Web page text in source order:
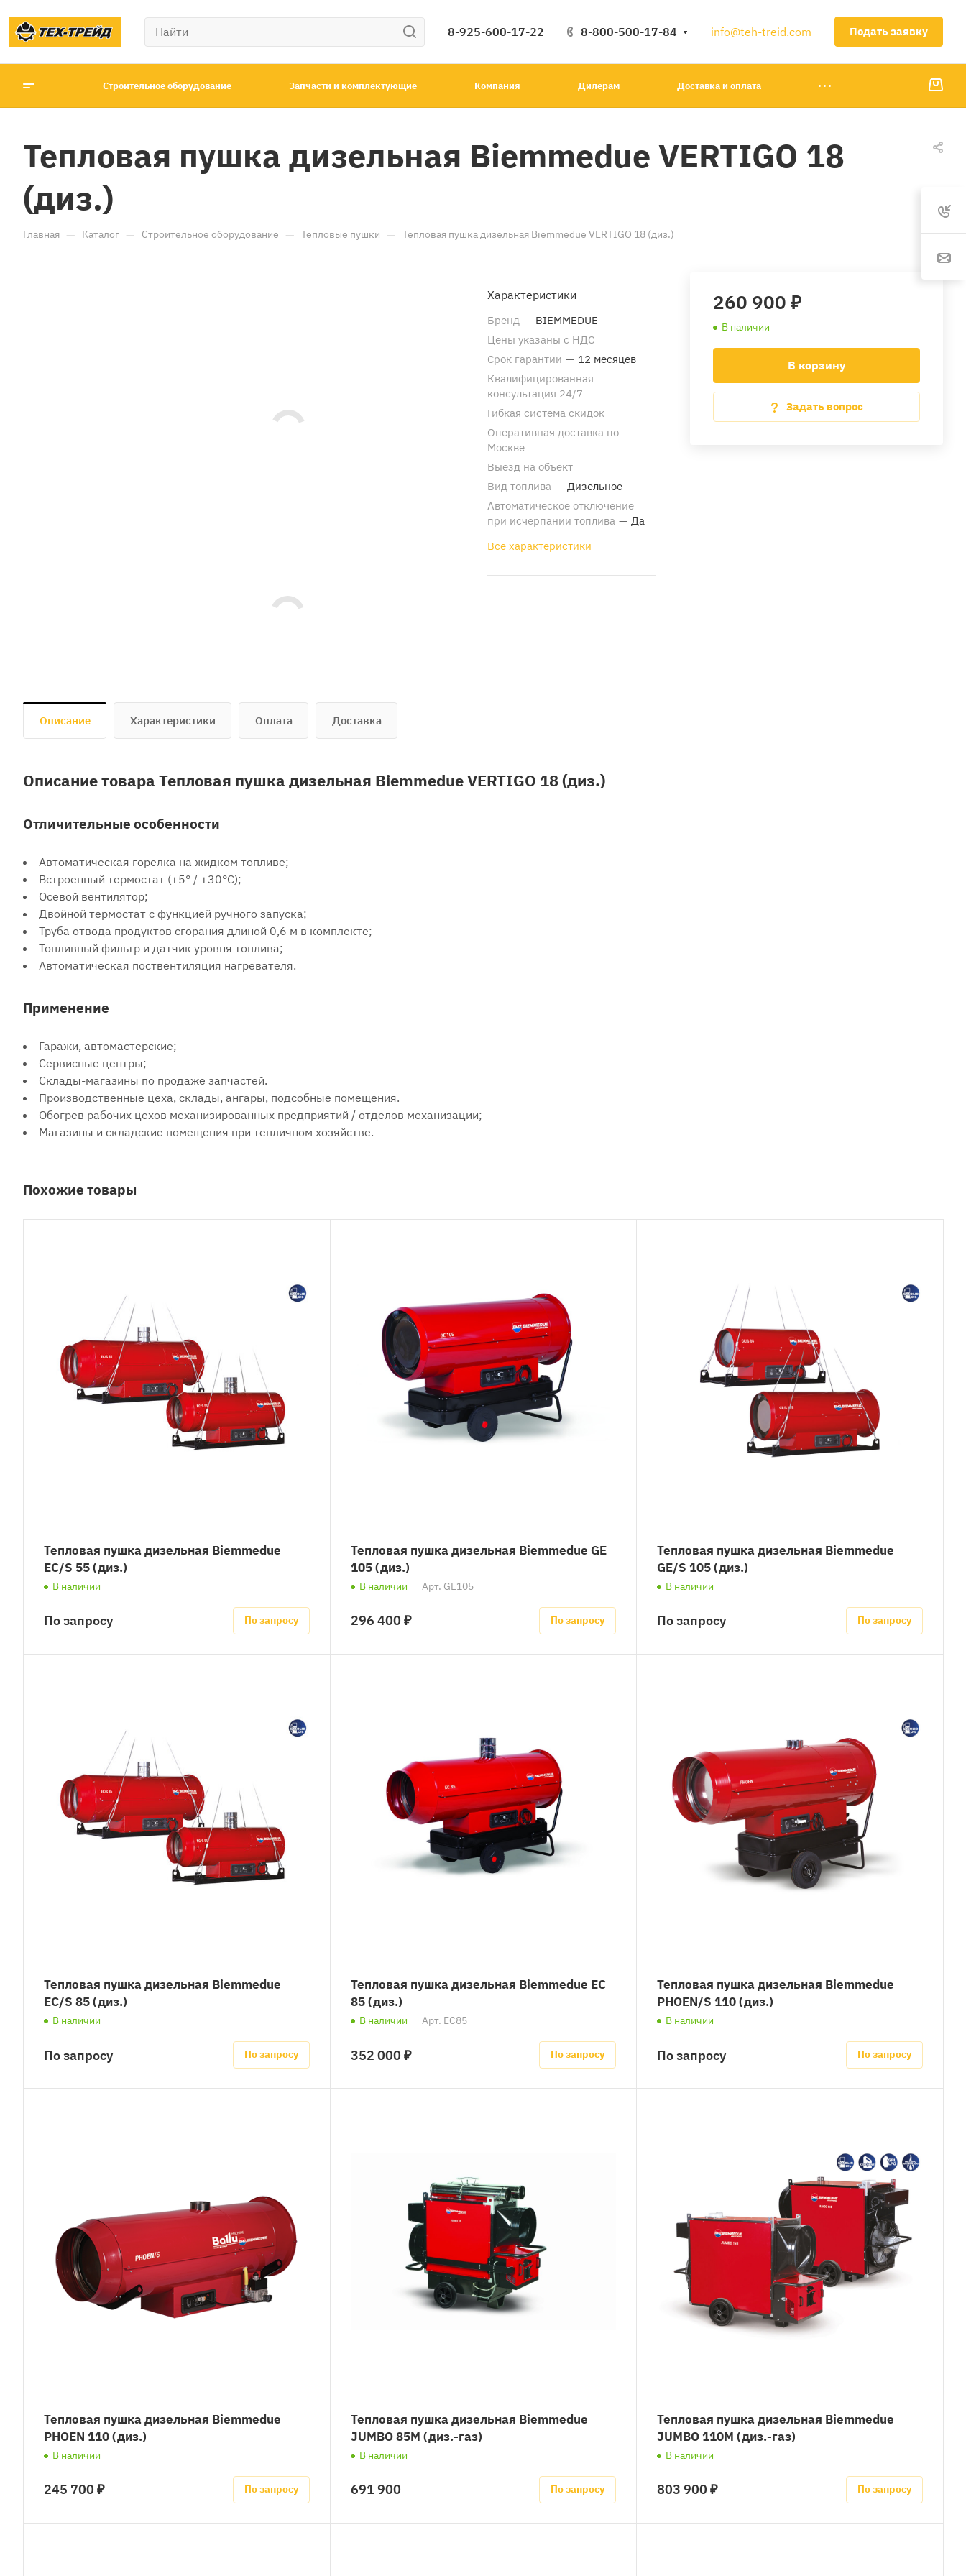
8-925-600-17-22 8-800-500-17-84 info@teh-treid.com Подать заявку
Строительное оборудование Запчасти и комплектующие Компания Дилерам Доставка и оплата
Тепловая пушка дизельная Biemmedue VERTIGO 18
(диз.)
Главная — Каталог — Строительное оборудование — Тепловые пушки — Тепловая пушка дизельная Biemmedue VERTIGO 18 (диз.)
260 900 ₽
В наличии
В корзину
Задать вопрос
Характеристики
Бренд — BIEMMEDUE
Цены указаны с НДС
Срок гарантии — 12 месяцев
Квалифицированная
консультация 24/7
Гибкая система скидок
Оперативная доставка по
Москве
Выезд на объект
Вид топлива — Дизельное
Автоматическое отключение
при исчерпании топлива — Да
Все характеристики
Описание Характеристики Оплата Доставка
Описание товара Тепловая пушка дизельная Biemmedue VERTIGO 18 (диз.)
Отличительные особенности
Автоматическая горелка на жидком топливе;
Встроенный термостат (+5° / +30°C);
Осевой вентилятор;
Двойной термостат с функцией ручного запуска;
Труба отвода продуктов сгорания длиной 0,6 м в комплекте;
Топливный фильтр и датчик уровня топлива;
Автоматическая поствентиляция нагревателя.
Применение
Гаражи, автомастерские;
Сервисные центры;
Склады-магазины по продаже запчастей.
Производственные цеха, склады, ангары, подсобные помещения.
Обогрев рабочих цехов механизированных предприятий / отделов механизации;
Магазины и складские помещения при тепличном хозяйстве.
Похожие товары
Тепловая пушка дизельная Biemmedue
EC/S 55 (диз.)
В наличии
По запросу По запросу
Тепловая пушка дизельная Biemmedue GE
105 (диз.)
В наличии Арт. GE105
296 400 ₽ По запросу
Тепловая пушка дизельная Biemmedue
GE/S 105 (диз.)
В наличии
По запросу По запросу
Тепловая пушка дизельная Biemmedue
EC/S 85 (диз.)
В наличии
По запросу По запросу
Тепловая пушка дизельная Biemmedue EC
85 (диз.)
В наличии Арт. EC85
352 000 ₽ По запросу
Тепловая пушка дизельная Biemmedue
PHOEN/S 110 (диз.)
В наличии
По запросу По запросу
Тепловая пушка дизельная Biemmedue
PHOEN 110 (диз.)
В наличии
245 700 ₽ По запросу
Тепловая пушка дизельная Biemmedue
JUMBO 85M (диз.-газ)
В наличии
691 900 По запросу
Тепловая пушка дизельная Biemmedue
JUMBO 110M (диз.-газ)
В наличии
803 900 ₽ По запросу